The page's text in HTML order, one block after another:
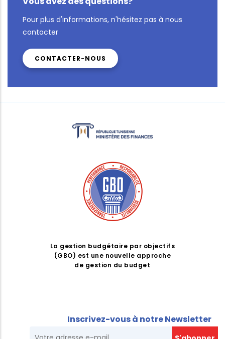
Pour plus d'informations, n'hésitez pas à nous
contacter
CONTACTER-NOUS
La gestion budgétaire par objectifs
(GBO) est une nouvelle approche
de gestion du budget
Inscrivez-vous à notre Newsletter